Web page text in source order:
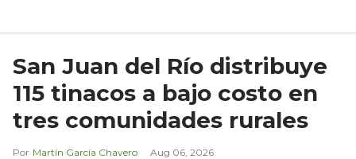
San Juan del Río distribuye
115 tinacos a bajo costo en
tres comunidades rurales
Martín García Chavero Aug 06, 2026